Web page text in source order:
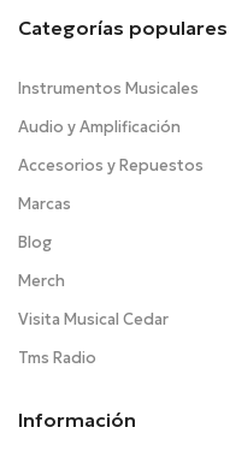
Categorías populares
Instrumentos Musicales
Audio y Amplificación
Accesorios y Repuestos
Marcas
Blog
Merch
Visita Musical Cedar
Tms Radio
Información